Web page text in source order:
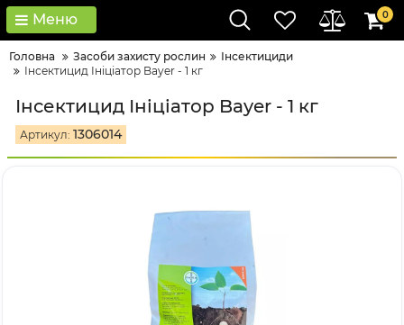
Меню 0
Головна Засоби захисту рослин
Інсектициди
Інсектицид Ініціатор Bayer - 1 кг
Інсектицид Ініціатор Bayer - 1 кг
Артикул: 1306014